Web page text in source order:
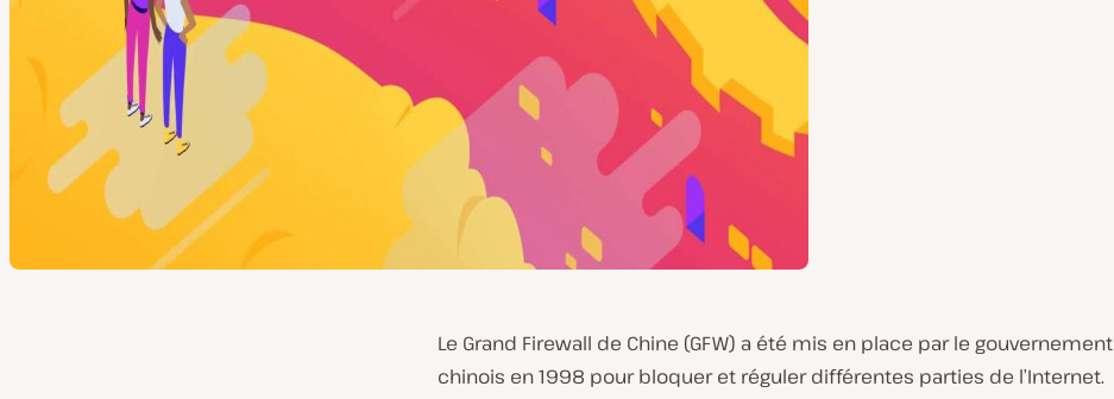
Le Grand Firewall de Chine (GFW) a été mis en place par le gouvernement
chinois en 1998 pour bloquer et réguler différentes parties de l’Internet.